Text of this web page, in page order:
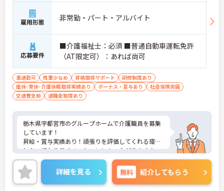
雇用形態 非常勤・パート・アルバイト
応募要件
■介護福祉士：必須 ■普通自動車運転免許
（AT限定可）：あれば尚可
車通勤可 残業少なめ 資格取得サポート
研修制度あり
産休･育休･介護休暇取得実績あり
ボーナス・賞与あり
社会保険完備
交通費支給
退職金制度あり
栃木県宇都宮市のグループホームで介護職員を募集
しています！
昇給・賞与実績あり！頑張りを評価してくれる環境
となっておりモチベーションにもつながります♪
マイカー通勤可！無料駐車場完備で通勤もラクラク
安心です◎
ご興味のある方は、面接のポイントをお伝えします
のでご連絡ください！
詳細を見る 無料 紹介してもらう